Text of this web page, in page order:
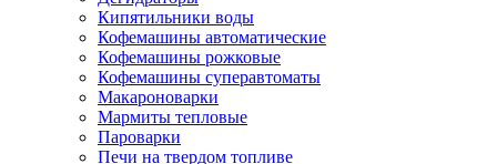
Кипятильники воды
Кофемашины автоматические
Кофемашины рожковые
Кофемашины суперавтоматы
Макароноварки
Мармиты тепловые
Пароварки
Печи на твердом топливе